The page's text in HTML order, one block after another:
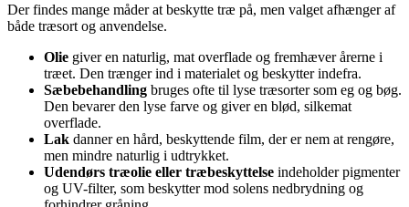
Der findes mange måder at beskytte træ på, men valget afhænger af
både træsort og anvendelse.
Olie giver en naturlig, mat overflade og fremhæver årerne i
træet. Den trænger ind i materialet og beskytter indefra.
Sæbebehandling bruges ofte til lyse træsorter som eg og bøg.
Den bevarer den lyse farve og giver en blød, silkemat
overflade.
Lak danner en hård, beskyttende film, der er nem at rengøre,
men mindre naturlig i udtrykket.
Udendørs træolie eller træbeskyttelse indeholder pigmenter
og UV-filter, som beskytter mod solens nedbrydning og